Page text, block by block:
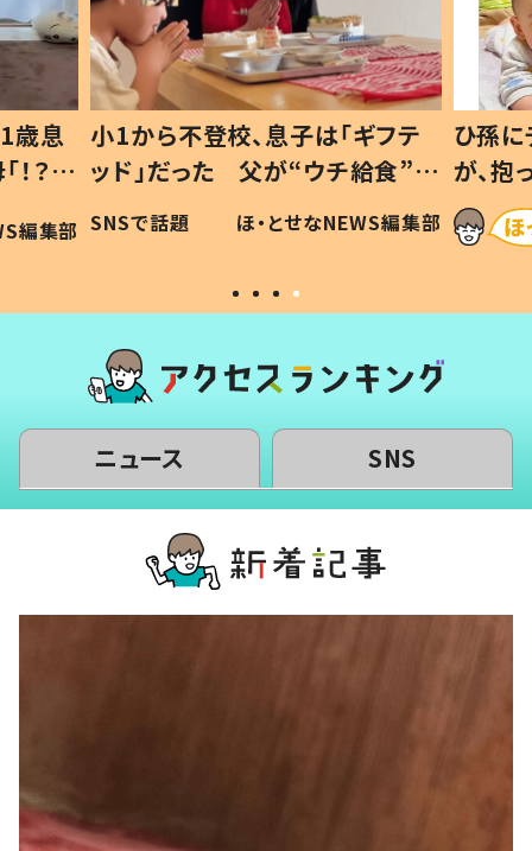
歳息
？」
編集部
小1から不登校、息子は「ギフテ
ッド」だった 父が“ウチ給食”を
作り続ける理由とは #令和の親
#令和の子
SNSで話題 ほ・とせなNEWS編集部
ひ孫
が、
「涙が
い」
ニュース SNS